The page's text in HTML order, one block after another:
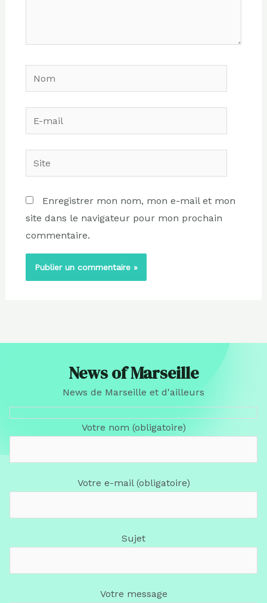
Nom
E-
mail
Site
Enregistrer mon nom, mon e-mail et mon
site dans le navigateur pour mon prochain
commentaire.
News of Marseille
News de Marseille et d'ailleurs
Votre nom (obligatoire)
Votre e-mail (obligatoire)
Sujet
Votre message